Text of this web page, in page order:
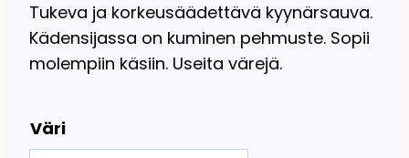
Tukeva ja korkeusäädettävä kyynärsauva.
Kädensijassa on kuminen pehmuste. Sopii
molempiin käsiin. Useita värejä.
Väri